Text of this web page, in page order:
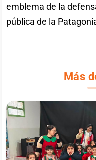
emblema de la
pública de la
Más